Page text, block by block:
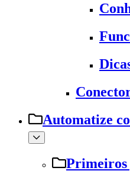
Automatize
Primeiros